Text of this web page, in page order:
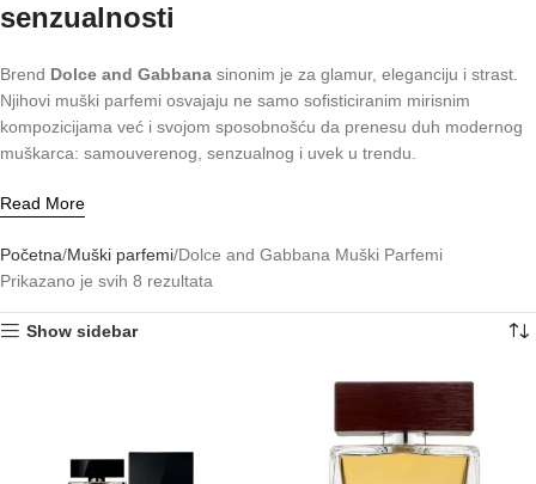
senzualnosti
Brend Dolce and Gabbana sinonim je za glamur, eleganciju i strast.
Njihovi muški parfemi osvajaju ne samo sofisticiranim mirisnim
kompozicijama već i svojom sposobnošću da prenesu duh modernog
muškarca: samouverenog, senzualnog i uvek u trendu.
Read More
Početna Muški parfemi Dolce and Gabbana Muški Parfemi
Prikazano je svih 8 rezultata
Show sidebar